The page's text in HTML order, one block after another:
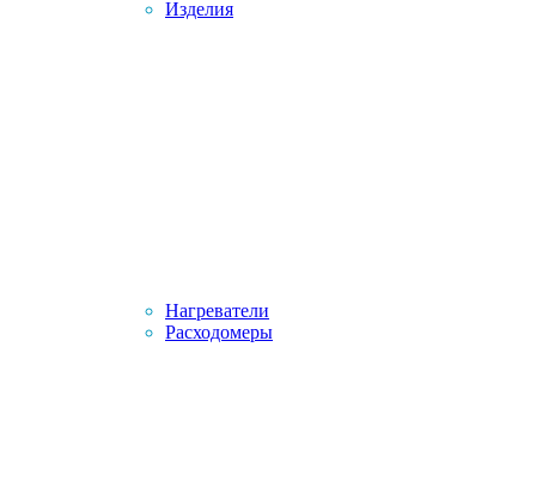
Изделия
Нагреватели
Расходомеры